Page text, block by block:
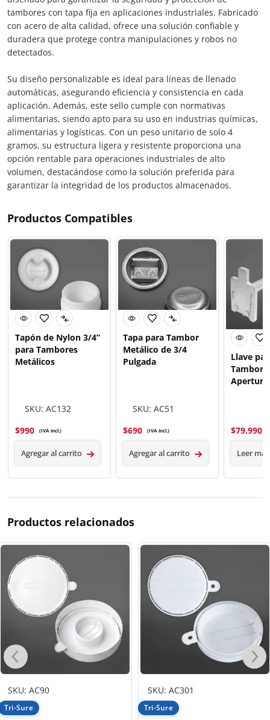
tambores con tapa fija en aplicaciones industriales. Fabricado
con acero de alta calidad, ofrece una solución confiable y
duradera que protege contra manipulaciones y robos no
detectados.
Su diseño personalizable es ideal para líneas de llenado
automáticas, asegurando eficiencia y consistencia en cada
aplicación. Además, este sello cumple con normativas
alimentarias, siendo apto para su uso en industrias químicas,
alimentarias y logísticas. Con un peso unitario de solo 4
gramos, su estructura ligera y resistente proporciona una
opción rentable para operaciones industriales de alto
volumen, destacándose como la solución preferida para
garantizar la integridad de los productos almacenados.
Productos Compatibles
Tapón de Nylon 3/4”
para Tambores
Metálicos
SKU: AC132
$990 (IVA incl.)
Agregar al carrito
Tapa para Tambor
Metálico de 3/4
Pulgada
SKU: AC51
$690 (IVA incl.)
Agregar al carrito
Llave
Apertura
$79.990
Leer más
Productos relacionados
SKU: AC90
Tri-Sure
SKU: AC301
Tri-Sure